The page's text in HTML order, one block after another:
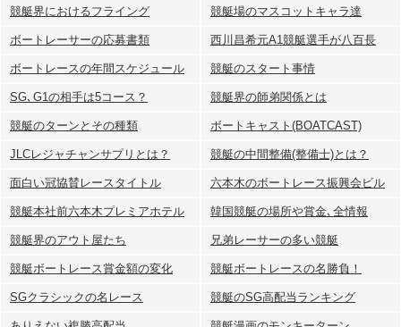
競艇界におけるフライング 競艇場のマスコットキャラ達
ボートレーサーの応募書類 西川昌希元A1競艇選手が八百長
ボートレースの年間スケジュール 競艇のスタート事情
SG､G1の相手は5コース？ 競艇界の師弟関係とは
競艇のターンとその種類 ボートキャスト(BOATCAST)
JLCレジャチャンサプリとは？ 競艇の中間整備(整備士)とは？
面白い冠協賛レースタイトル 六本木のボートレース振興会ビル
競艇本社前六本木プレミアホテル 韓国競艇の場所や賞金､全情報
競艇界のアウト屋たち 兄弟レーサーの多い競艇
競艇ボートレース賞金額の変化 競艇ボートレースの名勝負！
SGクラシックの名レース 競艇のSG高配当ランキング